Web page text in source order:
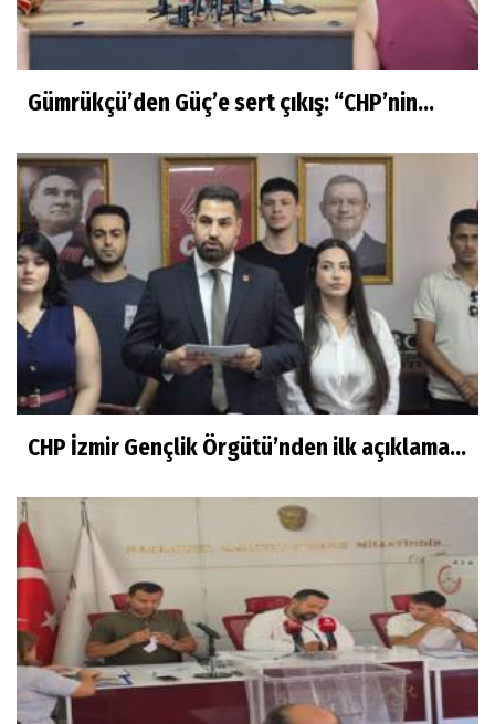
Gümrükçü’den Güç’e sert çıkış: “CHP’nin...
CHP İzmir Gençlik Örgütü’nden ilk açıklama...